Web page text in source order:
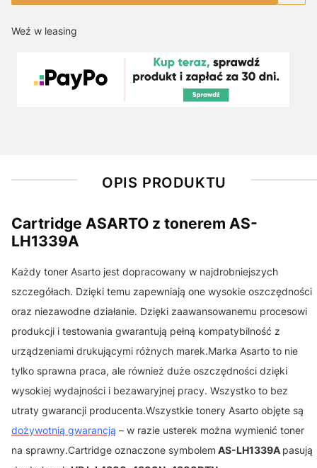
Weź w leasing
OPIS PRODUKTU
Cartridge ASARTO z tonerem AS-
LH1339A
Każdy toner Asarto jest dopracowany w najdrobniejszych
szczegółach. Dzięki temu zapewniają one wysokie oszczędności
oraz niezawodne działanie. Dzięki zaawansowanemu procesowi
produkcji i testowania gwarantują pełną kompatybilność z
urządzeniami drukującymi różnych marek.Marka Asarto to nie
tylko sprawna praca, ale również duże oszczędności dzięki
wysokiej wydajności i bezawaryjnej pracy. Wszystko to bez
utraty gwarancji producenta.Wszystkie tonery Asarto objęte są
dożywotnią gwarancją – w razie usterek można wymienić toner
na sprawny.Cartridge oznaczone symbolem AS-LH1339A pasują